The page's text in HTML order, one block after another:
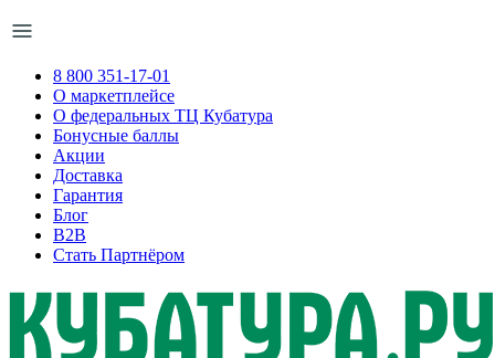
8 800 351-17-01
О маркетплейсе
О федеральных ТЦ Кубатура
Бонусные баллы
Акции
Доставка
Гарантия
Блог
B2B
Стать Партнёром